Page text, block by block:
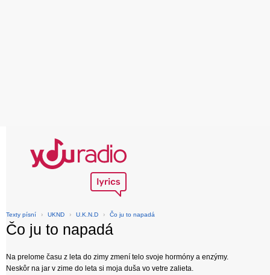
Texty písní › UKND › U.K.N.D › Čo ju to napadá
Čo ju to napadá
Na prelome času z leta do zimy zmení telo svoje hormóny a enzýmy.
Neskôr na jar v zime do leta si moja duša vo vetre zalieta.